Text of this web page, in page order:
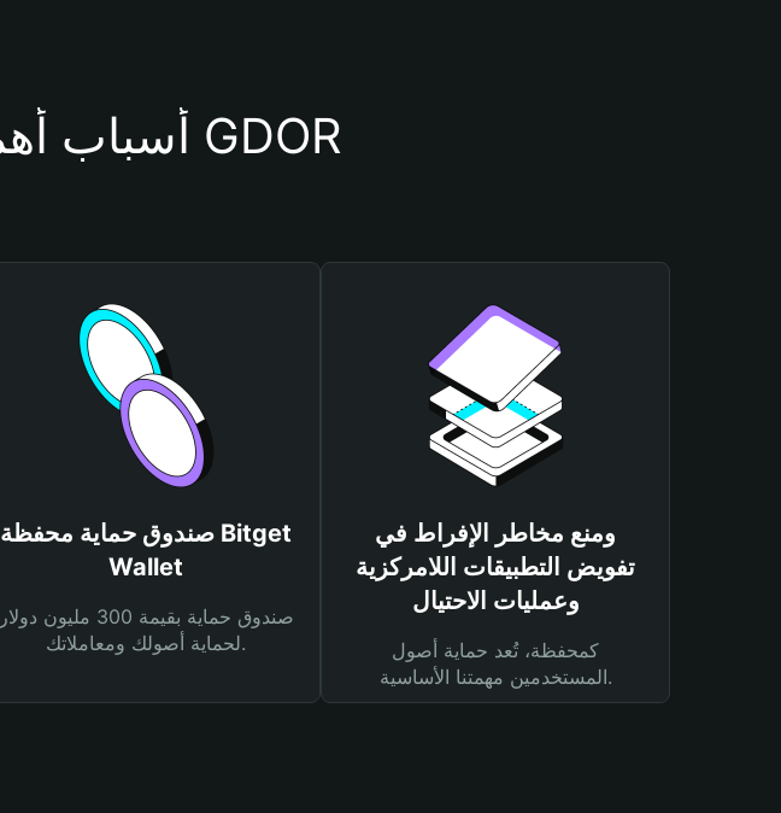
أسباب أهمية استخدام محفظة GDOR
صندوق حماية محفظة Bitget
Wallet
صندوق حماية بقيمة 300 مليون دولار
لحماية أصولك ومعاملاتك.
ومنع مخاطر الإفراط في
تفويض التطبيقات اللامركزية
وعمليات الاحتيال
كمحفظة، تُعد حماية أصول
المستخدمين مهمتنا الأساسية.